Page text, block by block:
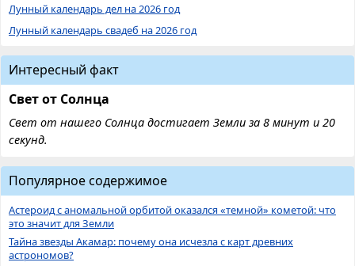
Лунный календарь дел на 2026 год
Лунный календарь свадеб на 2026 год
Интересный факт
Свет от Солнца
Свет от нашего Солнца достигает Земли за 8 минут и 20
секунд.
Популярное содержимое
Астероид с аномальной орбитой оказался «темной» кометой: что
это значит для Земли
Тайна звезды Акамар: почему она исчезла с карт древних
астрономов?